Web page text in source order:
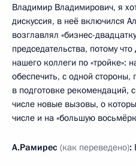
Владимир Владимирович, я
дискуссия, в неё включился
возглавлял «бизнес-
председательства, потому
нашего коллеги по «тройке»:
обеспечить, с одной стороны,
в подготовке рекомендаций,
числе новые вызовы, о
числе и на «большую
А.Рамирес (как переведено):